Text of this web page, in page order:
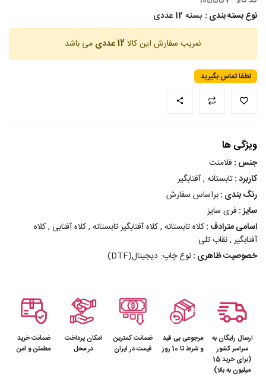
نوع بسته بندی : بسته 12 عددی
ضریب سفارش این کالا 12 عددی می باشد
لطفا تماس بگیرید
ویژگی ها
جنس : فلامنت
کاربرد :تابستانه , آفتابگیر
رنگ بندی :براساس سفارش
سایز : فری سایز
اسامی مترادف :کلاه تابستانه , کلاه آفتابگیر تابستانه , کلاه آفتابی , کلاه
آفتابگیر , نقاب تلی
خصوصیت ظاهری :نوع چاپ: دیجیتال(DTF)
ارسال رایگان به
سراسر کشور
(برای خرید 15
میلیون به بالا)
مرجوعی بی قید
و شرط تا 10 روز
ضمانت کمترین
قیمت در ایران
امکان پرداخت
در محل
ضمانت خرید
مطمئن و امن